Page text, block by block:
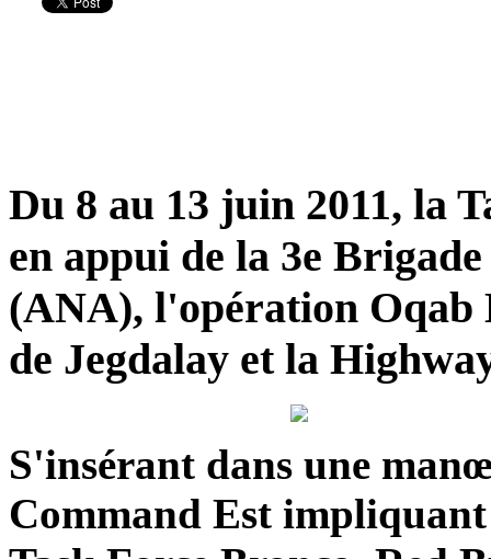
Du 8 au 13 juin 2011, la
en appui de la 3e
(ANA), l'opération Oqab
de Jegdalay et la
S'insérant dans une
Command Est